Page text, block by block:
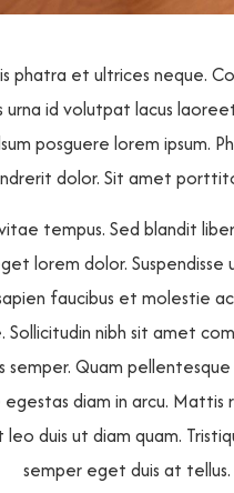
phatra et ultrices neque.
urna id volutpat lacus
posguere lorem ipsum.
dolor. Sit amet
tempus. Sed blandit
lorem dolor.
faucibus et molestie
nibh sit amet
semper. Quam
diam in arcu. Mattis
duis ut diam quam.
semper eget duis at tellus.